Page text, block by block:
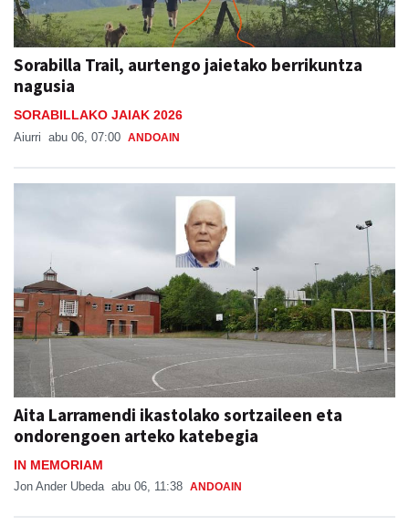
Sorabilla Trail, aurtengo jaietako berrikuntza
nagusia
SORABILLAKO JAIAK 2026
Aiurri abu 06, 07:00 ANDOAIN
Aita Larramendi ikastolako sortzaileen eta
ondorengoen arteko katebegia
IN MEMORIAM
Jon Ander Ubeda abu 06, 11:38 ANDOAIN